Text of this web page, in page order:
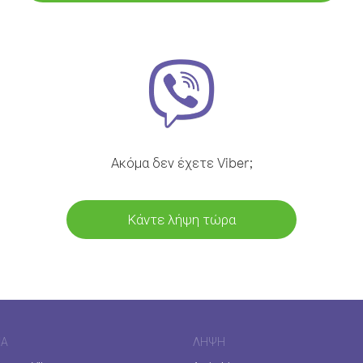
Ακόμα δεν έχετε Viber;
Κάντε λήψη τώρα
ΛΉΨΗ